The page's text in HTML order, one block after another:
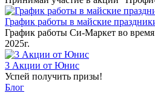
График работы в майские
График работы Си-Маркет во
2025г.
3 Акции от Юнис
Успей получить призы!
Блог